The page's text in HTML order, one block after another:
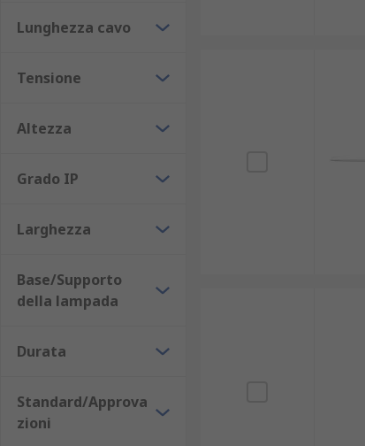
Lunghezza cavo
Tensione
Altezza
Grado IP
Larghezza
Base/Supporto
della lampada
Durata
Standard/Approva
zioni